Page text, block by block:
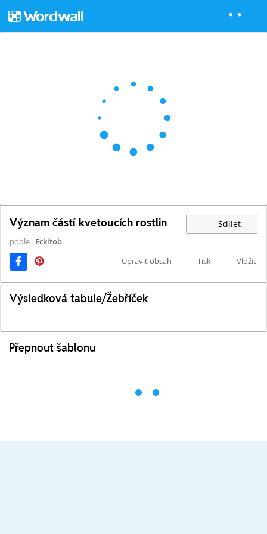
Význam částí kvetoucích rostlin Sdílet
podle Eckitob
Upravit obsah
Tisk Vložit
Výsledková tabule/Žebříček
Přepnout šablonu